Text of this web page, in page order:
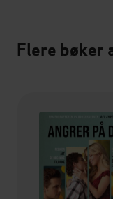
Flere bøker